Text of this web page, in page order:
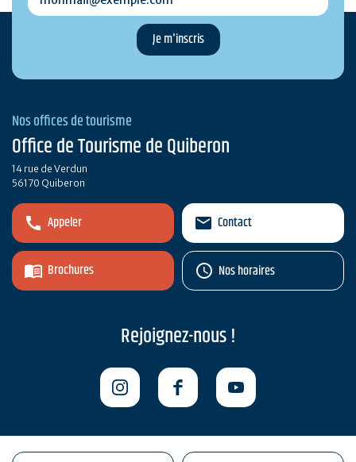
Nos offices de tourisme
Office de Tourisme de Quiberon
14 rue de Verdun
56170 Quiberon
Appeler
Brochures
Contact
Nos horaires
Rejoignez-nous !